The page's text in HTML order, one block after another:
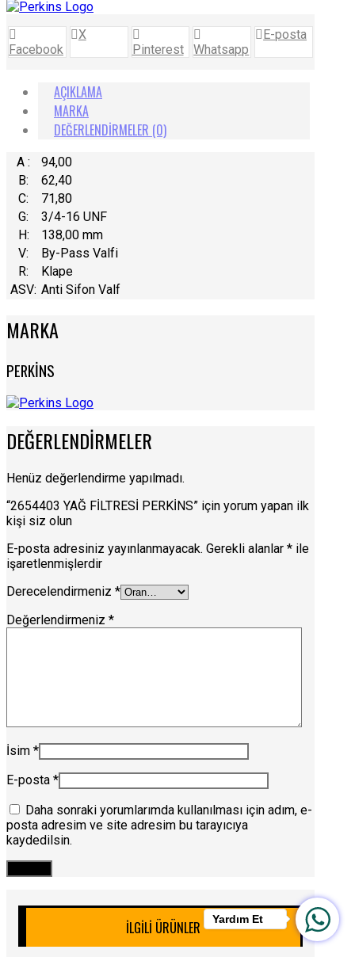
Facebook
X
Pinterest
Whatsapp
E-posta
AÇIKLAMA
MARKA
DEĞERLENDIRMELER (0)
A :
94,00
B:
62,40
C:
71,80
G:
3/4-16 UNF
H:
138,00 mm
V:
By-Pass Valfi
R:
Klape
ASV: Anti Sifon Valf
MARKA
PERKİNS
DEĞERLENDIRMELER
Henüz değerlendirme yapılmadı.
“2654403 YAĞ FİLTRESİ PERKİNS” için yorum yapan ilk
kişi siz olun
E-posta adresiniz yayınlanmayacak. Gerekli alanlar * ile
işaretlenmişlerdir
Derecelendirmeniz *
Değerlendirmeniz *
İsim *
E-posta *
Daha sonraki yorumlarımda kullanılması için adım, e-
posta adresim ve site adresim bu tarayıcıya
kaydedilsin.
İLGILI ÜRÜNLER Yardım Et